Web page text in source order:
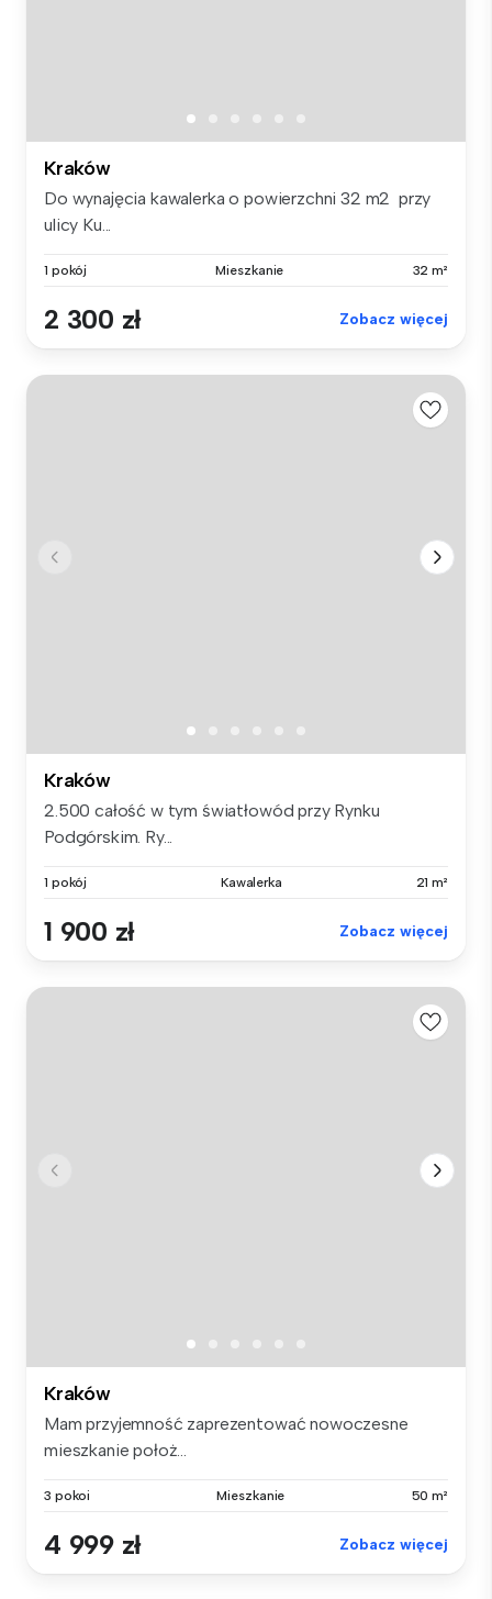
Kraków
Do wynajęcia kawalerka o powierzchni 32 m2 przy
ulicy Ku...
1 pokój Mieszkanie 32 m²
2 300 zł Zobacz więcej
Kraków
2.500 całość w tym światłowód przy Rynku
Podgórskim. Ry...
1 pokój Kawalerka 21 m²
1 900 zł Zobacz więcej
Kraków
Mam przyjemność zaprezentować nowoczesne
mieszkanie położ...
3 pokoi Mieszkanie 50 m²
4 999 zł Zobacz więcej